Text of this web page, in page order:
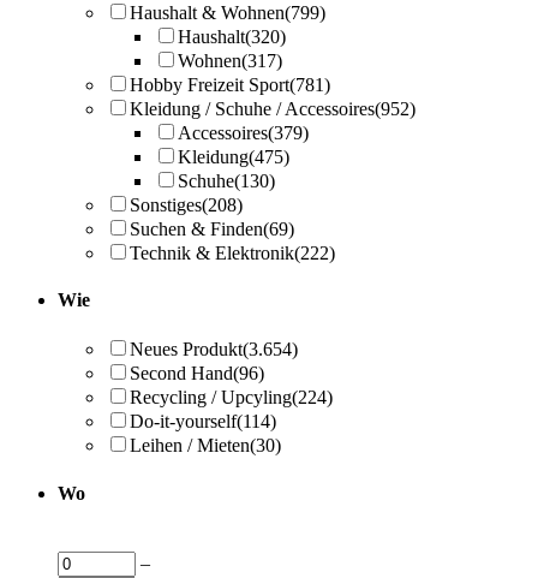
Haushalt & Wohnen(799)
Haushalt(320)
Wohnen(317)
Hobby Freizeit Sport(781)
Kleidung / Schuhe / Accessoires(952)
Accessoires(379)
Kleidung(475)
Schuhe(130)
Sonstiges(208)
Suchen & Finden(69)
Technik & Elektronik(222)
Wie
Neues Produkt(3.654)
Second Hand(96)
Recycling / Upcyling(224)
Do-it-yourself(114)
Leihen / Mieten(30)
Wo
–